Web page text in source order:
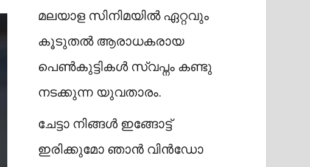
മലയാള സിനിമയിൽ ഏറ്റവും
കൂടുതൽ ആരാധകരായ
പെൺകുട്ടികൾ സ്വപ്നം കണ്ടു
നടക്കുന്ന യുവതാരം.
ചേട്ടാ നിങ്ങൾ ഇങ്ങോട്ട്
ഇരിക്കുമോ ഞാൻ വിൻഡോ